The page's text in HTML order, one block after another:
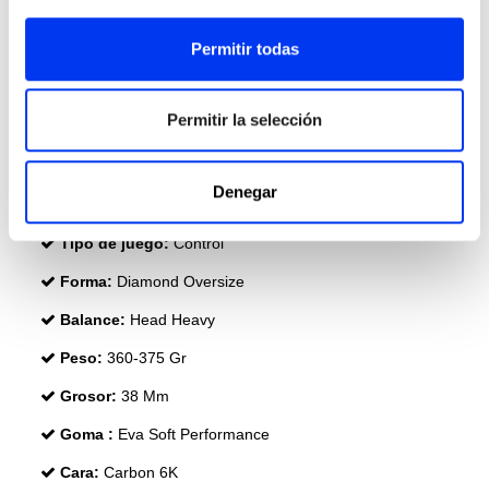
Permitir todas
Permitir la selección
Denegar
DETALLES
Tipo de juego: Control
Forma: Diamond Oversize
Balance: Head Heavy
Peso: 360-375 Gr
Grosor: 38 Mm
Goma : Eva Soft Performance
Cara: Carbon 6K